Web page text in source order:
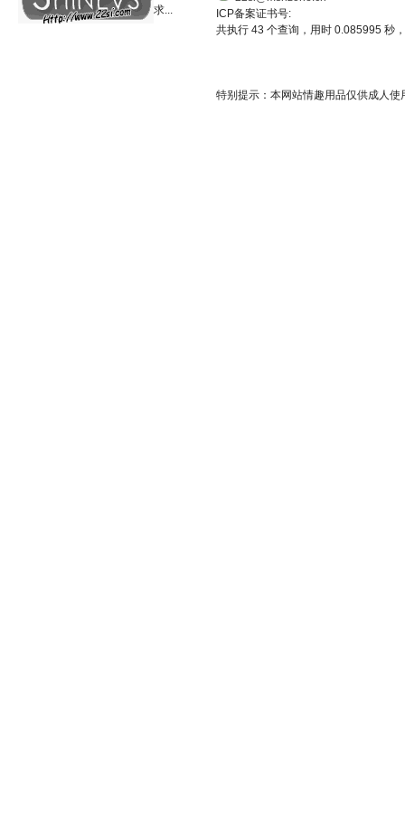
ICP备案证书号:
共执行 43 个查询，用时 0.085995 秒
特别提示：本网站情趣用品仅供成人
求...